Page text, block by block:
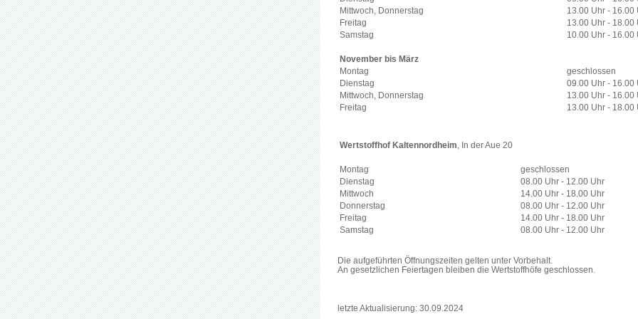
Mittwoch, Donnerstag
13.00 Uhr - 16.00
Freitag
13.00 Uhr - 18.00
Samstag
10.00 Uhr - 16.00
November bis März
Montag
geschlossen
Dienstag
09.00 Uhr - 16.00
Mittwoch, Donnerstag
13.00 Uhr - 16.00
Freitag
13.00 Uhr - 18.00
Wertstoffhof Kaltennordheim, In der Aue 20
Montag
geschlossen
Dienstag
08.00 Uhr - 12.00 Uhr
Mittwoch
14.00 Uhr - 18.00 Uhr
Donnerstag
08.00 Uhr - 12.00 Uhr
Freitag
14.00 Uhr - 18.00 Uhr
Samstag
08.00 Uhr - 12.00 Uhr
Die aufgeführten Öffnungszeiten gelten unter Vorbehalt.
An gesetzlichen Feiertagen bleiben die Wertstoffhöfe geschlossen.
letzte Aktualisierung: 30.09.2024